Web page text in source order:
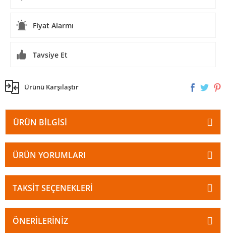
Fiyat Alarmı
Tavsiye Et
Ürünü Karşılaştır
ÜRÜN BILGISI
ÜRÜN YORUMLARI
TAKSIT SEÇENEKLERI
ÖNERILERINIZ